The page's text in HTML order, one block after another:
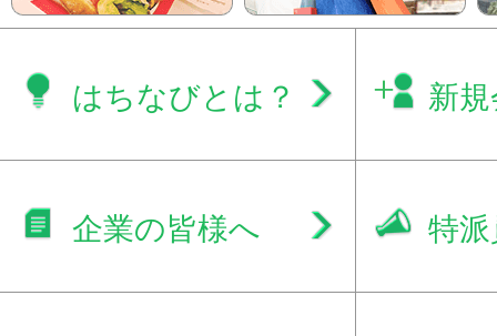
はちなびとは？ 新
企業の皆様へ 特